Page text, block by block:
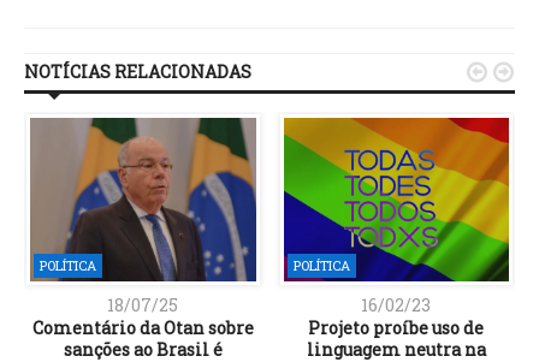
NOTÍCIAS RELACIONADAS
POLÍTICA
18/07/25
Comentário da Otan sobre
sanções ao Brasil é
POLÍTICA
16/02/23
Projeto proíbe uso de
linguagem neutra na
 